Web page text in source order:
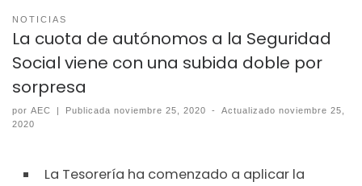
NOTICIAS
La cuota de autónomos a la Seguridad
Social viene con una subida doble por
sorpresa
por AEC | Publicadanoviembre 25, 2020 - Actualizadonoviembre 25,
2020
La Tesorería ha comenzado a aplicar la